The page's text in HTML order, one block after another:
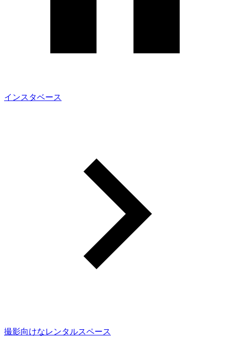
インスタベース
撮影向けなレンタルスペース